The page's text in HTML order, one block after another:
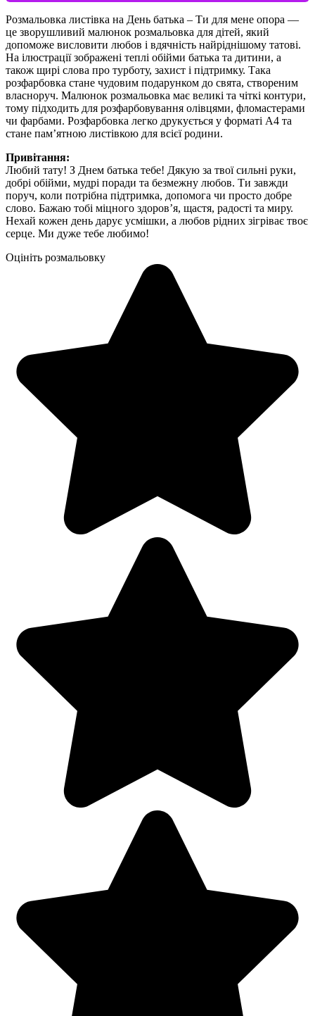
Розмальовка листівка на День батька – Ти для мене опора —
це зворушливий малюнок розмальовка для дітей, який
допоможе висловити любов і вдячність найріднішому татові.
На ілюстрації зображені теплі обійми батька та дитини, а
також щирі слова про турботу, захист і підтримку. Така
розфарбовка стане чудовим подарунком до свята, створеним
власноруч. Малюнок розмальовка має великі та чіткі контури,
тому підходить для розфарбовування олівцями, фломастерами
чи фарбами. Розфарбовка легко друкується у форматі А4 та
стане пам’ятною листівкою для всієї родини.
Привітання:
Любий тату! З Днем батька тебе! Дякую за твої сильні руки,
добрі обійми, мудрі поради та безмежну любов. Ти завжди
поруч, коли потрібна підтримка, допомога чи просто добре
слово. Бажаю тобі міцного здоров’я, щастя, радості та миру.
Нехай кожен день дарує усмішки, а любов рідних зігріває твоє
серце. Ми дуже тебе любимо!
Оцініть розмальовку